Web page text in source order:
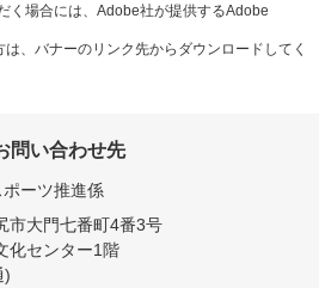
く場合には、Adobe社が提供するAdobe
、バナーのリンク先からダウンロードしてく
問い合わせ先
ポーツ推進係
市大門七番町4番3号
化センター1階
)